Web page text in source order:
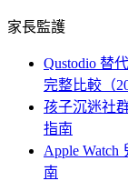
家長監護
Qustodio 替
完整比較（
孩子沉迷社
指南
Apple
南